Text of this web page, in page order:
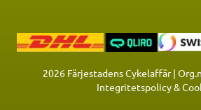
2026Färjestadens Cykelaffär |
Integritetspolicy &